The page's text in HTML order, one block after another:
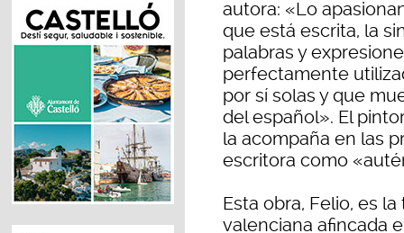
autora: «Lo
que está escrita, la
palabras y
perfectamente
por sí solas y que
del español». El
la acompaña en las
escritora como
Esta obra, Felio, es
valenciana afincada